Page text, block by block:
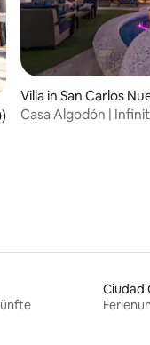
Bewertung:
Villa in San Carlos
Casa Algodón |
Ciudad